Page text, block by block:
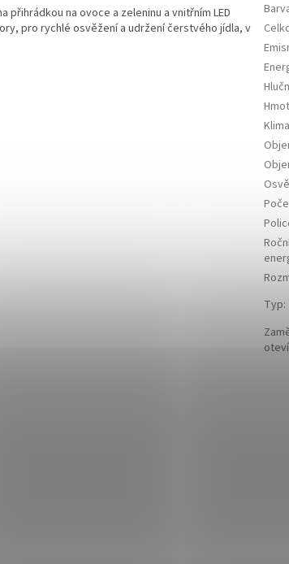
přihrádkou na ovoce a zeleninu a vnitřním LED
pro rychlé osvěžení a udržení čerstvého jídla, v
Typ: